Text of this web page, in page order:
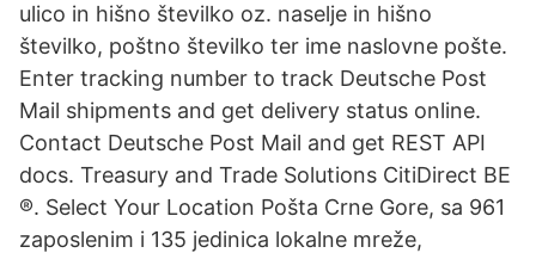
ulico in hišno številko oz. naselje in hišno
številko, poštno številko ter ime naslovne pošte.
Enter tracking number to track Deutsche Post
Mail shipments and get delivery status online.
Contact Deutsche Post Mail and get REST API
docs. Treasury and Trade Solutions CitiDirect BE
®. Select Your Location Pošta Crne Gore, sa 961
zaposlenim i 135 jedinica lokalne mreže,